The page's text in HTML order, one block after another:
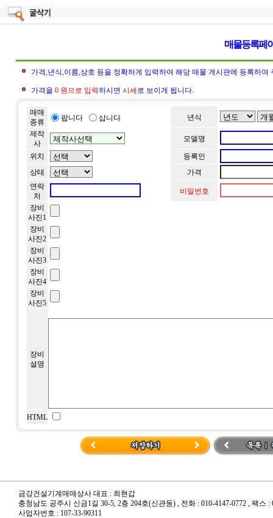
매물등록페
가격,년식,이름,상호 등을 정확하게 입력하여 해당 매물 게시판에 등록하여
가격을 0 원으로 입력하시면 시세 로 보이게 됩니다.
매매
종류
팝니다 삽니다
년식
제작
사
모델명
위치
등록인
상태
가격
연락
처
비밀번호
장비
사진1
장비
사진2
장비
사진3
장비
사진4
장비
사진5
장비
설명
HTML
금강건설기계매매상사 대표 : 최현갑
충청남도 공주시 신금1길 30-5, 2층 204호(신관동) , 전화 : 010-4147-0772 , 팩스 :
사업자번호 : 107-33-90311